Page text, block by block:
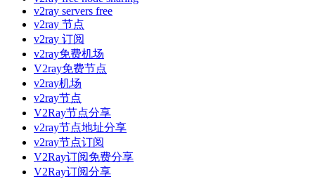
v2ray servers free
v2ray 节点
v2ray 订阅
v2ray免费机场
V2ray免费节点
v2ray机场
v2ray节点
V2Ray节点分享
v2ray节点地址分享
v2ray节点订阅
V2Ray订阅免费分享
V2Ray订阅分享